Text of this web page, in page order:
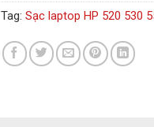
Tag: Sạc laptop HP 520 530